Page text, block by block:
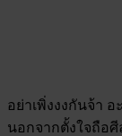
อย่าเพิ่งงงกันจ้า
นอกจากตั้งใจถือ